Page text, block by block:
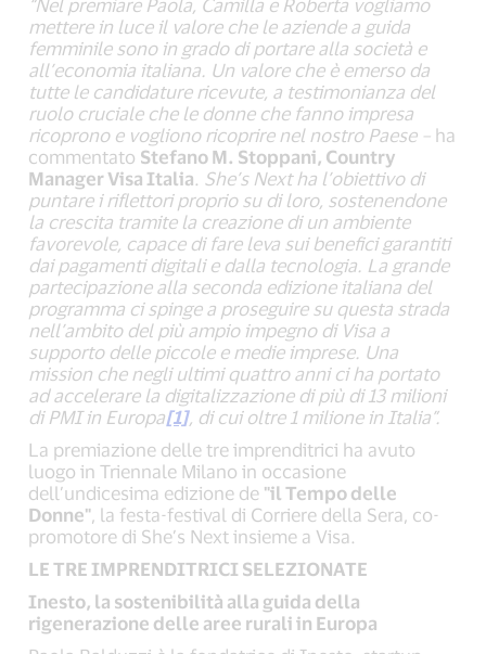
mettere in luce il valore che le aziende a guida
femminile sono in grado di portare alla società e
all’economia italiana. Un valore che è emerso da
tutte le candidature ricevute, a testimonianza del
ruolo cruciale che le donne che fanno impresa
ricoprono e vogliono ricoprire nel nostro Paese – ha
commentato Stefano M. Stoppani, Country
Manager Visa Italia
She’s Next ha l’obiettivo di
puntare i riflettori proprio su di loro, sostenendone
la crescita tramite la creazione di un ambiente
favorevole, capace di fare leva sui benefici garantiti
dai pagamenti digitali e dalla tecnologia. La grande
partecipazione alla seconda edizione italiana del
programma ci spinge a proseguire su questa strada
nell’ambito del più ampio impegno di Visa a
supporto delle piccole e medie imprese. Una
mission che negli ultimi quattro anni ci ha portato
ad accelerare la digitalizzazione di più di 13 milioni
di PMI in Europa[1], di cui oltre 1 milione in Italia”.
La premiazione delle tre imprenditrici ha avuto
luogo in Triennale Milano in occasione
dell’undicesima edizione de "il Tempo delle
Donne" , la festa-festival di Corriere della Sera, co-
promotore di She’s Next insieme a Visa.
LE TRE IMPRENDITRICI SELEZIONATE
Inesto, la sostenibilità alla guida della
rigenerazione delle aree rurali in Europa